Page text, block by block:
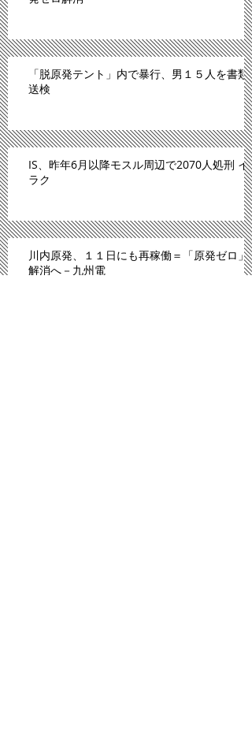
「脱原発テント」内で暴行、男１５人を書類
送検
IS、昨年6月以降モスル周辺で2070人処刑 イ
ラク
川内原発、１１日にも再稼働＝「原発ゼロ」
解消へ－九州電